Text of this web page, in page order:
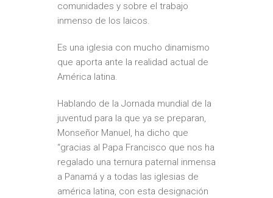
comunidades y sobre el trabajo
inmenso de los laicos.
Es una iglesia con mucho dinamismo
que aporta ante la realidad actual de
América latina.
Hablando de la Jornada mundial de la
juventud para la que ya se preparan,
Monseñor Manuel, ha dicho que
“gracias al Papa Francisco que nos ha
regalado una ternura paternal inmensa
a Panamá y a todas las iglesias de
américa latina, con esta designación